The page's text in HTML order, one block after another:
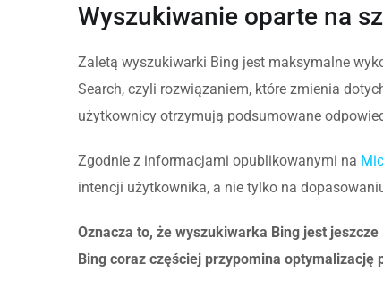
Wyszukiwanie oparte na
Zaletą wyszukiwarki Bing jest maksymalne
Search, czyli rozwiązaniem, które zmienia
użytkownicy otrzymują podsumowane
Zgodnie z informacjami opublikowanymi na
intencji użytkownika, a nie tylko na
Oznacza to, że wyszukiwarka Bing jest
Bing coraz częściej przypomina